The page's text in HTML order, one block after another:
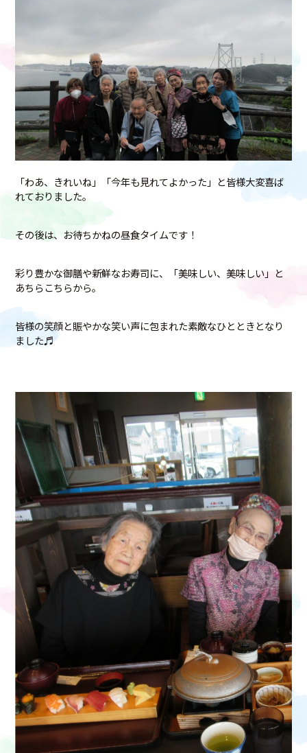
「わあ、きれいね」「今年も見れてよかった」と皆様大変喜ば
れておりました。
その後は、お待ちかねの昼食タイムです！
彩り豊かな御膳や新鮮なお寿司に、「美味しい、美味しい」と
あちらこちらから。
皆様の笑顔と賑やかな笑い声に包まれた素敵なひとときとなり
ました♬